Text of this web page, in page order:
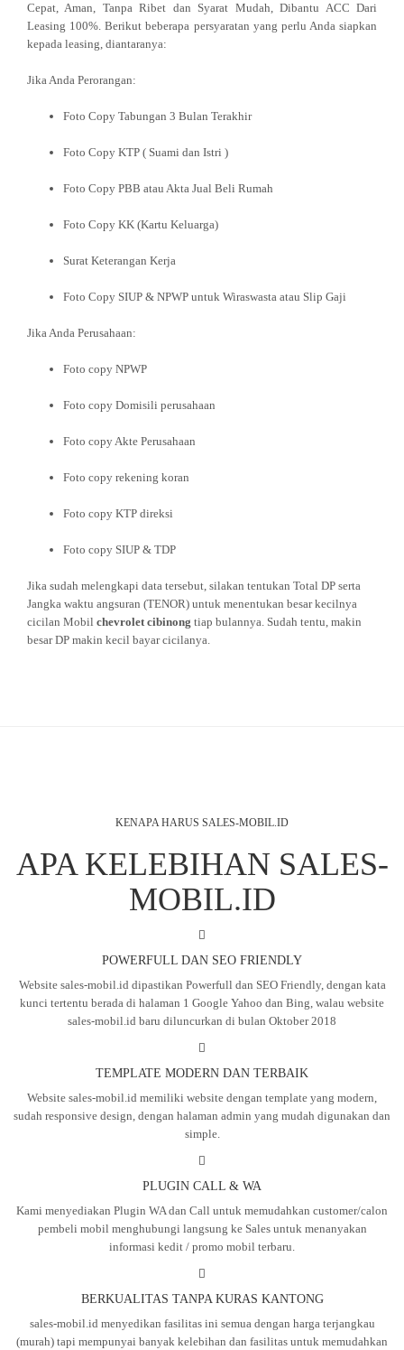
Cepat, Aman, Tanpa Ribet dan Syarat Mudah, Dibantu ACC Dari
Leasing 100%. Berikut beberapa persyaratan yang perlu Anda siapkan
kepada leasing, diantaranya:
Jika Anda Perorangan:
Foto Copy Tabungan 3 Bulan Terakhir
Foto Copy KTP ( Suami dan Istri )
Foto Copy PBB atau Akta Jual Beli Rumah
Foto Copy KK (Kartu Keluarga)
Surat Keterangan Kerja
Foto Copy SIUP & NPWP untuk Wiraswasta atau Slip Gaji
Jika Anda Perusahaan:
Foto copy NPWP
Foto copy Domisili perusahaan
Foto copy Akte Perusahaan
Foto copy rekening koran
Foto copy KTP direksi
Foto copy SIUP & TDP
Jika sudah melengkapi data tersebut, silakan tentukan Total DP serta
Jangka waktu angsuran (TENOR) untuk menentukan besar kecilnya
cicilan Mobil chevrolet cibinong tiap bulannya. Sudah tentu, makin
besar DP makin kecil bayar cicilanya.
KENAPA HARUS SALES-MOBIL.ID
APA KELEBIHAN SALES-
MOBIL.ID
POWERFULL DAN SEO FRIENDLY
Website sales-mobil.id dipastikan Powerfull dan SEO Friendly, dengan kata
kunci tertentu berada di halaman 1 Google Yahoo dan Bing, walau website
sales-mobil.id baru diluncurkan di bulan Oktober 2018
TEMPLATE MODERN DAN TERBAIK
Website sales-mobil.id memiliki website dengan template yang modern,
sudah responsive design, dengan halaman admin yang mudah digunakan dan
simple.
PLUGIN CALL & WA
Kami menyediakan Plugin WA dan Call untuk memudahkan customer/calon
pembeli mobil menghubungi langsung ke Sales untuk menanyakan
informasi kedit / promo mobil terbaru.
BERKUALITAS TANPA KURAS KANTONG
sales-mobil.id menyedikan fasilitas ini semua dengan harga terjangkau
(murah) tapi mempunyai banyak kelebihan dan fasilitas untuk memudahkan